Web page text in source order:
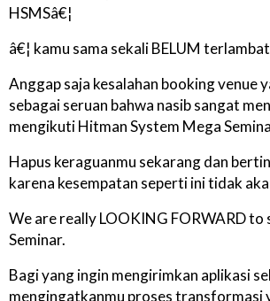
HSMSâ€¦
â€¦ kamu sama sekali BELUM
Anggap saja kesalahan booking venue
sebagai seruan bahwa nasib sangat
mengikuti Hitman System Mega
Hapus keraguanmu sekarang dan
karena kesempatan seperti ini tidak
We are really LOOKING FORWARD to
Seminar.
Bagi yang ingin mengirimkan aplikasi
mengingatkanmu proses transformasi